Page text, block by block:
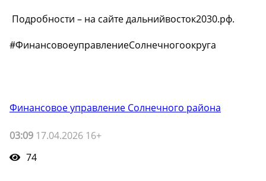
️ Подробности – на сайте дальнийвосток2030.рф.
#ФинансовоеуправлениеСолнечногоокруга
Финансовое управление Солнечного района
03:09 17.04.2026 16+
74